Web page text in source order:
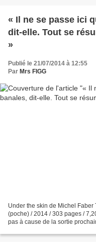
« Il ne se passe ici
dit-elle. Tout se
»
Publié le 21/07/2014 à 12:55
Par Mrs FIGG
Under the skin de Michel
(poche) / 2014 / 303 pages /
pas à cause de la sortie